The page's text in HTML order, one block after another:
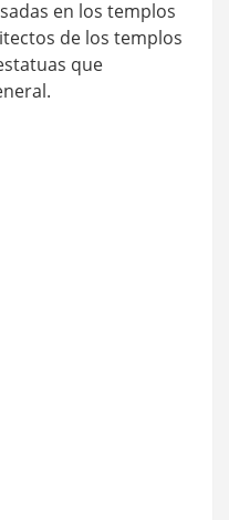
en los templos
de los templos
que